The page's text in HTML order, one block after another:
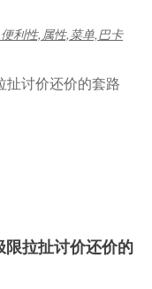
利性,属性,菜单,巴卡
拉扯讨价还价的